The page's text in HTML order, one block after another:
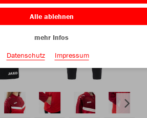
Alle ablehnen
mehr Infos
Datenschutz
Impressum